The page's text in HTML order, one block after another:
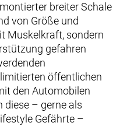
breiter Schale
von Größe und
Muskelkraft, sondern
gefahren
öffentlichen
den Automobilen
diese – gerne als
Gefährte –